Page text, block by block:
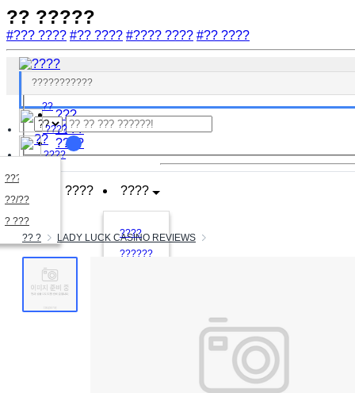
?? ?????
#??? ???? #?? ???? #???? ???? #?? ????
????
??
??
???????????
????
????
??/??
? ???
????
????
???
????
????
???? ????
????
??????
?? ? LADY LUCK CASINO REVIEWS